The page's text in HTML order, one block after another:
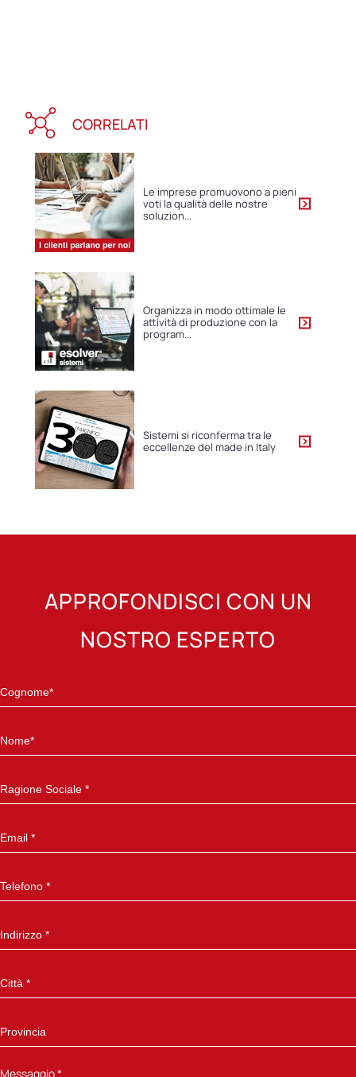
CORRELATI
Le imprese promuovono a pieni
voti la qualità delle nostre
soluzion...
Organizza in modo ottimale le
attività di produzione con la
program...
Sistemi si riconferma tra le
eccellenze del made in Italy
APPROFONDISCI CON UN
NOSTRO ESPERTO
Messaggio*